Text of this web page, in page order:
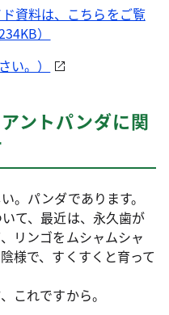
ド資料は、こちらをご覧
）
い。）
ントパンダに関
。パンダであります。
て、最近は、永久歯が
リンゴをムシャムシャ
様で、すくすくと育って
これですから。